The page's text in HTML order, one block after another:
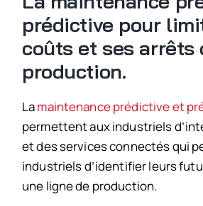
prédictive pour
coûts et ses arrêts
production.
Lamaintenance prédictive et
permettent aux industriels
et des services connectés qui
industriels d’identifier leurs
une ligne de production.